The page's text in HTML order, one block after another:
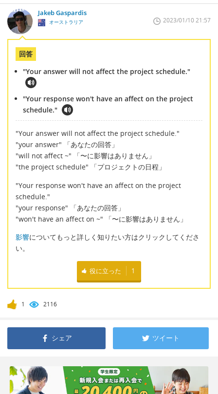
Jakeb Gaspardis
オーストラリア 2023/01/10 21:57
回答
"Your answer will not affect the project schedule."
"Your response won't have an affect on the project
schedule."
"Your answer will not affect the project schedule."
"your answer" 「あなたの回答」
"will not affect ~" 「〜に影響はありません」
"the project schedule" 「プロジェクトの日程」
"Your response won't have an affect on the project
schedule."
"your response" 「あなたの回答」
"won't have an affect on ~" 「〜に影響はありません」
影響についてもっと詳しく知りたい方はクリックしてくださ
い。
役に立った 1
1 2116
シェア ツイート